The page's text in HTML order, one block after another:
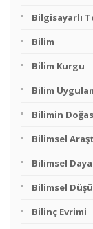
Bilgisayarlı
Bilim
Bilim Kurgu
Bilim
Bilimin
Bilimsel
Bilimsel
Bilimsel
Bilinç Evrimi